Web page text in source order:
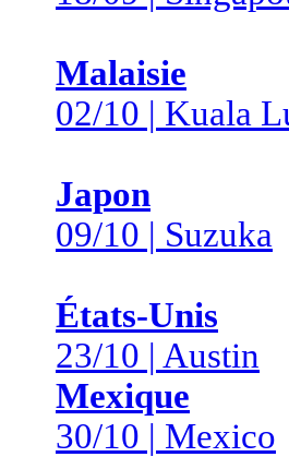
Malaisie
02/10 | Kuala
Japon
09/10 | Suzuka
États-Unis
23/10 | Austin
Mexique
30/10 | Mexico